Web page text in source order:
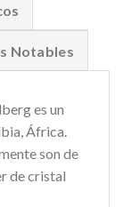
Notables
es un
África.
son de
de cristal